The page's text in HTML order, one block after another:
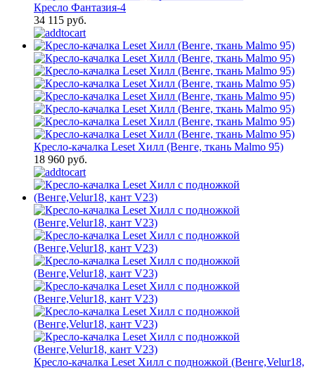
Кресло Фантазия-4
34 115 руб.
Кресло-качалка Leset Хилл (Венге, ткань Malmo 95)
18 960 руб.
Кресло-качалка Leset Хилл с подножкой (Венге,Velur18,